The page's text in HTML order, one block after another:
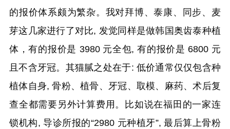
的报价体系颇为繁杂。我对拜博、泰康、同步、麦
芽这几家进行了对比, 发觉同样是做韩国奥齿泰种植
体，有的报价是 3980 元全包, 有的报价是 6800 元
且不含牙冠。其猫腻之处在于: 低价通常仅仅包含种
植体自身, 骨粉、植骨、牙冠、取模、麻药、术后复
查全都需要另外计算费用。比如说在福田的一家连
锁机构, 导诊所报的“2980 元种植牙”, 最后算上骨粉